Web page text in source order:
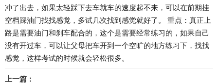
冲了出去，如果太轻踩下去车就车的速度起不来，可以在前期挂
空档踩油门找找感觉，多试几次找到感觉就好了。 重点：真正上
路是需要油门和刹车配合的，这个是需要经常练习的，如果自己
没有开过车，可以让父母把车开到一个空旷的地方练习下，找找
感觉，这样考试的时候就会轻松很多。
上一篇：